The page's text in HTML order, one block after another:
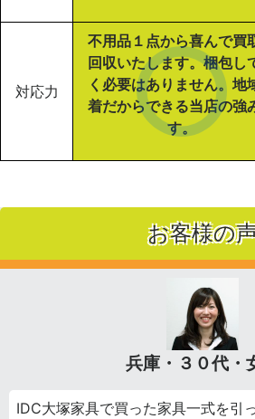
対応力
不用品１点から喜んで買
回収いたします。梱包し
く必要はありません。地
着だからできる当店の強
す。
お客様の
兵庫・３０代・
IDC大塚家具で買った家具一式を引